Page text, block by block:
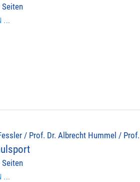
Seiten
...
/ Prof. Dr. Albrecht Hummel /
Seiten
...